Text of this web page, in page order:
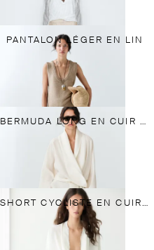
PANTALON LÉGER EN LIN
BERMUDA LONG EN CUIR NAPPA
SHORT CYCLISTE EN CUIR EFFET DAIM